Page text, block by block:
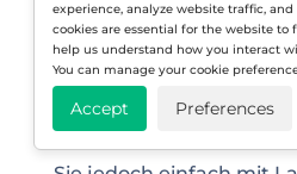
Ihnen passt. Früher
gegen Ende eines
durchgeführt, und es
Können und Zeit, um zu
experience, analyze website traffic,
cookies are essential for the website
help us understand how you interact
You can manage your cookie
Accept Preferences